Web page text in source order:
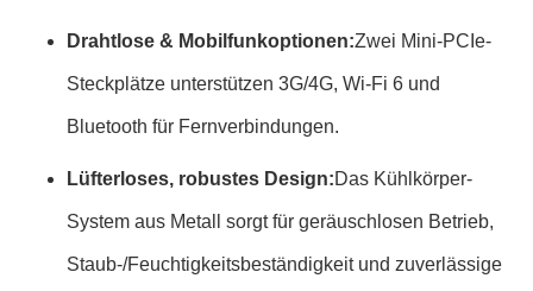
Drahtlose & Mobilfunkoptionen:Zwei Mini-PCIe-
Steckplätze unterstützen 3G/4G, Wi-Fi 6 und
Bluetooth für Fernverbindungen.
Lüfterloses, robustes Design:Das Kühlkörper-
System aus Metall sorgt für geräuschlosen Betrieb,
Staub-/Feuchtigkeitsbeständigkeit und zuverlässige